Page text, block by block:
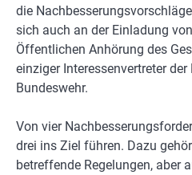
die
sich auch an der Einladung
Öffentlichen Anhörung des
einziger Interessenvertreter
Bundeswehr.
Von vier
drei ins Ziel führen. Dazu
betreffende Regelungen, aber